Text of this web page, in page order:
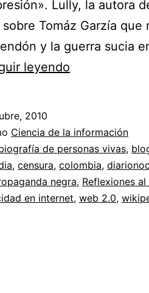
Lully, la autora
Tomáz Garzía
y la guerra sucia
leyendo
//
J.J.
Rendón
2010
Ciencia de la información
de personas vivas,
, censura, colombia,
negra, Reflexiones
en internet, web 2.0,